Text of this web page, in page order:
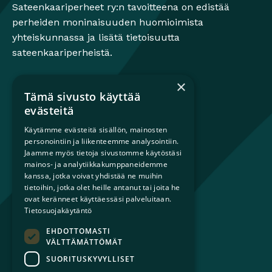
Sateenkaariperheet ry:n tavoitteena on edistää
perheiden moninaisuuden huomioimista
yhteiskunnassa ja lisätä tietoisuutta
sateenkaariperheistä.
Mikä on sateenkaariperhe?
Lapsiperheille
Ammattilaisille
Päättäjille
Ajankohtaista
Tilaa uutiskirje
Liity jäseneksi
Yhteystiedot
×
Tämä sivusto käyttää
evästeitä
Käytämme evästeitä sisällön, mainosten
personointiin ja liikenteemme analysointiin.
Jaamme myös tietoja sivustomme käytöstäsi
mainos- ja analytiikkakumppaneidemme
kanssa, jotka voivat yhdistää ne muihin
tietoihin, jotka olet heille antanut tai joita he
ovat keränneet käyttäessäsi palveluitaan.
Tietosuojakäytäntö
EHDOTTOMASTI
VÄLTTÄMÄTTÖMÄT
SUORITUSKYVYLLISET